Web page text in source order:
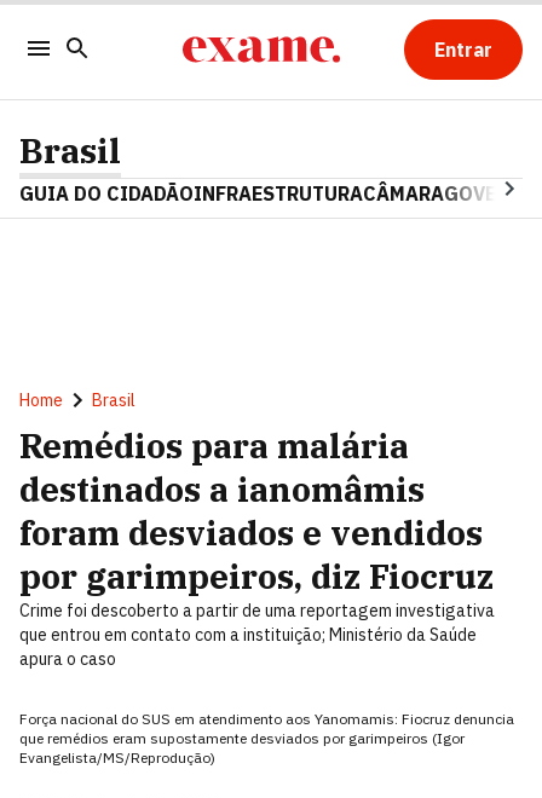
Entrar
Brasil
GUIA DO CIDADÃOINFRAESTRUTURACÂMARAGOVERNO
Home Brasil
Remédios para malária
destinados a ianomâmis
foram desviados e vendidos
por garimpeiros, diz Fiocruz
Crime foi descoberto a partir de uma reportagem investigativa
que entrou em contato com a instituição; Ministério da Saúde
apura o caso
Força nacional do SUS em atendimento aos Yanomamis: Fiocruz denuncia
que remédios eram supostamente desviados por garimpeiros (Igor
Evangelista/MS/Reprodução)